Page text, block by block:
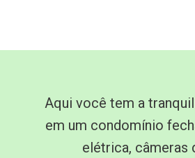
Aqui você tem a
em um condomínio
elétrica, câmeras